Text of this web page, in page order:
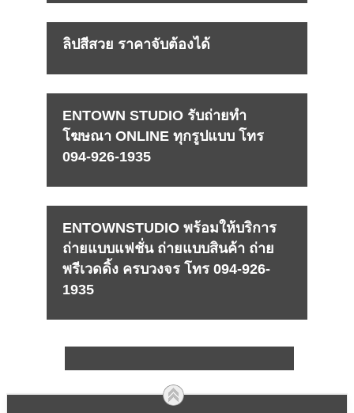
ลิปสีสวย ราคาจับต้องได้
ENTOWN STUDIO รับถ่ายทำ
โฆษณา ONLINE ทุกรูปแบบ โทร
094-926-1935
ENTOWNSTUDIO พร้อมให้บริการ
ถ่ายแบบแฟชั่น ถ่ายแบบสินค้า ถ่าย
พรีเวดดิ้ง ครบวงจร โทร 094-926-
1935